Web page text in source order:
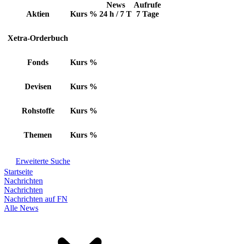
Aktien Kurs %
News
24 h / 7 T
Aufrufe
7 Tage
Xetra-Orderbuch
Fonds Kurs %
Devisen Kurs %
Rohstoffe Kurs %
Themen Kurs %
Erweiterte Suche
Startseite
Nachrichten
Nachrichten
Nachrichten auf FN
Alle News